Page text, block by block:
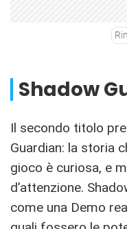
Shadow
Il secondo titolo
Guardian: la storia
gioco è curiosa, e
d’attenzione.
come una Demo